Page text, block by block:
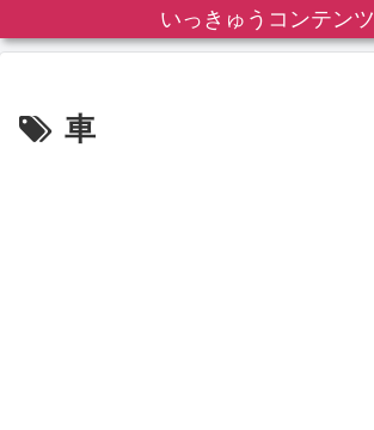
いっきゅうコンテンツ
車